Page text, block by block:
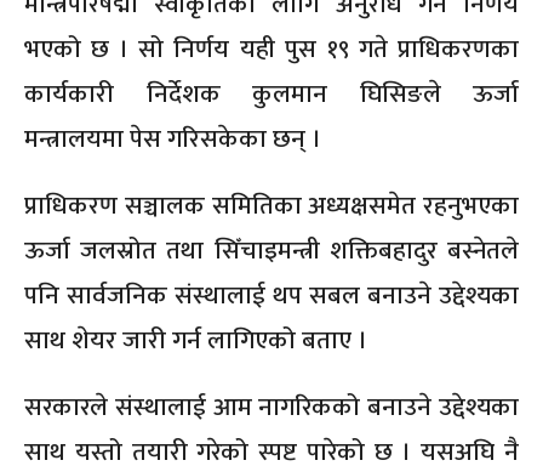
भएको छ । सो निर्णय यही पुस १९ गते प्राधिकरणका
कार्यकारी निर्देशक कुलमान घिसिङले ऊर्जा
मन्त्रालयमा पेस गरिसकेका छन् ।
प्राधिकरण सञ्चालक समितिका अध्यक्षसमेत रहनुभएका
ऊर्जा जलस्रोत तथा सिँचाइमन्त्री शक्तिबहादुर बस्नेतले
पनि सार्वजनिक संस्थालाई थप सबल बनाउने उद्देश्यका
साथ शेयर जारी गर्न लागिएको बताए ।
सरकारले संस्थालाई आम नागरिकको बनाउने उद्देश्यका
साथ यस्तो तयारी गरेको स्पष्ट पारेको छ । यसअघि नै